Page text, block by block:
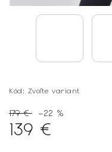
Kód: Zvoľte variant
179 € –22 %
139 €